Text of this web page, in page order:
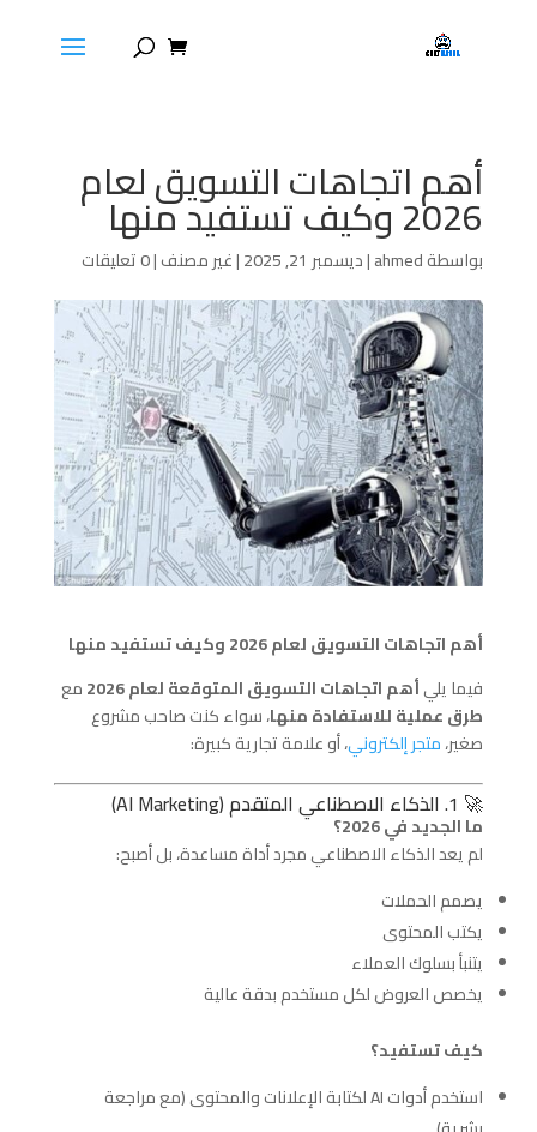
أهم اتجاهات التسويق لعام
2026 وكيف تستفيد منها
بواسطةahmed
|ديسمبر 21, 2025 |غير مصنف|0 تعليقات
أهم اتجاهات التسويق لعام 2026 وكيف تستفيد منها
فيما يليأهم اتجاهات التسويق المتوقعة لعام 2026
مع
طرق عملية للاستفادة منها، سواء كنت صاحب مشروع
صغير،متجر إلكتروني، أو علامة تجارية كبيرة:
🚀 1. الذكاء الاصطناعي المتقدم (AI Marketing)
ما الجديد في 2026؟
لم يعد الذكاء الاصطناعي مجرد أداة مساعدة، بل أصبح:
يصمم الحملات
يكتب المحتوى
يتنبأ بسلوك العملاء
يخصص العروض لكل مستخدم بدقة عالية
كيف تستفيد؟
استخدم أدوات AI لكتابة الإعلانات والمحتوى (مع مراجعة